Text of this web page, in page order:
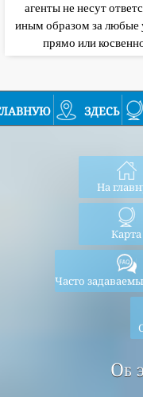
агенты не несут
иным образом за любые
прямо или
здесь
На
Карта
Часто
Об